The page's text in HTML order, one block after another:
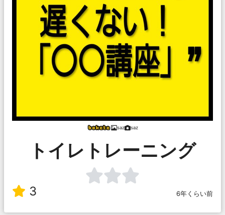
saz saz
トイレトレーニング
3 6年くらい前